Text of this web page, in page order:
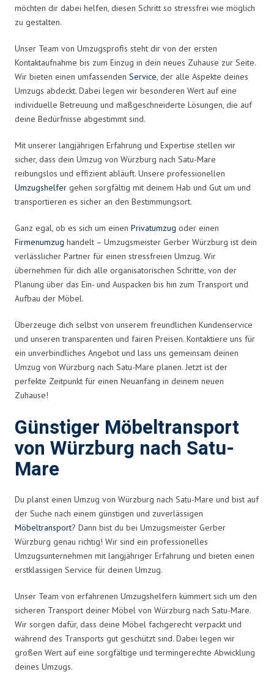
möchten dir dabei helfen, diesen Schritt so stressfrei wie möglich
zu gestalten.
Unser Team von Umzugsprofis steht dir von der ersten
Kontaktaufnahme bis zum Einzug in dein neues Zuhause zur Seite.
Wir bieten einen umfassenden Service, der alle Aspekte deines
Umzugs abdeckt. Dabei legen wir besonderen Wert auf eine
individuelle Betreuung und maßgeschneiderte Lösungen, die auf
deine Bedürfnisse abgestimmt sind.
Mit unserer langjährigen Erfahrung und Expertise stellen wir
sicher, dass dein Umzug von Würzburg nach Satu-Mare
reibungslos und effizient abläuft. Unsere professionellen
Umzugshelfer gehen sorgfältig mit deinem Hab und Gut um und
transportieren es sicher an den Bestimmungsort.
Ganz egal, ob es sich um einen Privatumzug oder einen
Firmenumzug handelt – Umzugsmeister Gerber Würzburg ist dein
verlässlicher Partner für einen stressfreien Umzug. Wir
übernehmen für dich alle organisatorischen Schritte, von der
Planung über das Ein- und Auspacken bis hin zum Transport und
Aufbau der Möbel.
Überzeuge dich selbst von unserem freundlichen Kundenservice
und unseren transparenten und fairen Preisen. Kontaktiere uns für
ein unverbindliches Angebot und lass uns gemeinsam deinen
Umzug von Würzburg nach Satu-Mare planen. Jetzt ist der
perfekte Zeitpunkt für einen Neuanfang in deinem neuen
Zuhause!
Günstiger Möbeltransport
von Würzburg nach Satu-
Mare
Du planst einen Umzug von Würzburg nach Satu-Mare und bist auf
der Suche nach einem günstigen und zuverlässigen
Möbeltransport? Dann bist du bei Umzugsmeister Gerber
Würzburg genau richtig! Wir sind ein professionelles
Umzugsunternehmen mit langjähriger Erfahrung und bieten einen
erstklassigen Service für deinen Umzug.
Unser Team von erfahrenen Umzugshelfern kümmert sich um den
sicheren Transport deiner Möbel von Würzburg nach Satu-Mare.
Wir sorgen dafür, dass deine Möbel fachgerecht verpackt und
während des Transports gut geschützt sind. Dabei legen wir
großen Wert auf eine sorgfältige und termingerechte Abwicklung
deines Umzugs.